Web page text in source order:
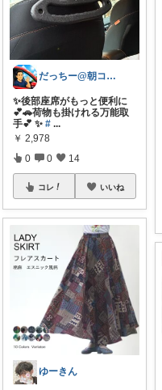
だっちー@朝コレ5時🚗カー用品探求家
✨後部座席がもっと便利に
💕🚗荷物も掛けれる万能取
手💕 ✨# ...
￥ 2,978
0 0 14
コレ いいね
ゆーきん